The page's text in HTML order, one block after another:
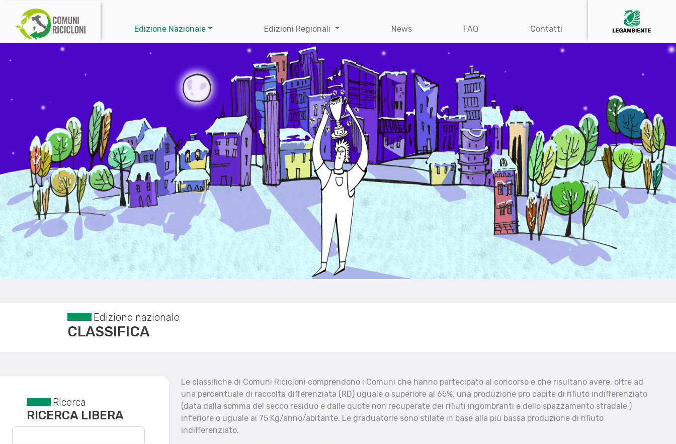
Edizione Nazionale Edizioni Regionali News FAQ Contatti
Edizione nazionale
CLASSIFICA
Reset filtri
Ricerca
RICERCA LIBERA
Le classifiche di Comuni Ricicloni comprendono i Comuni che hanno partecipato al concorso e che risultano avere, oltre ad
una percentuale di raccolta differenziata (RD) uguale o superiore al 65%, una produzione pro capite di rifiuto indifferenziato
(data dalla somma del secco residuo e dalle quote non recuperate dei rifiuti ingombranti e dello spazzamento stradale )
inferiore o uguale ai 75 Kg/anno/abitante. Le graduatorie sono stilate in base alla più bassa produzione di rifiuto
indifferenziato.